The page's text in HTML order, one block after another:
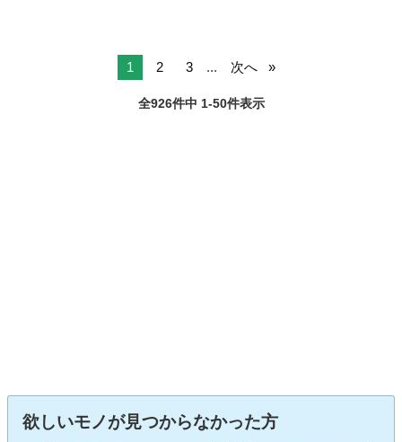
1 2 3 ... 次へ
全926件中 1-50件表示
欲しいモノが見つからなかった方